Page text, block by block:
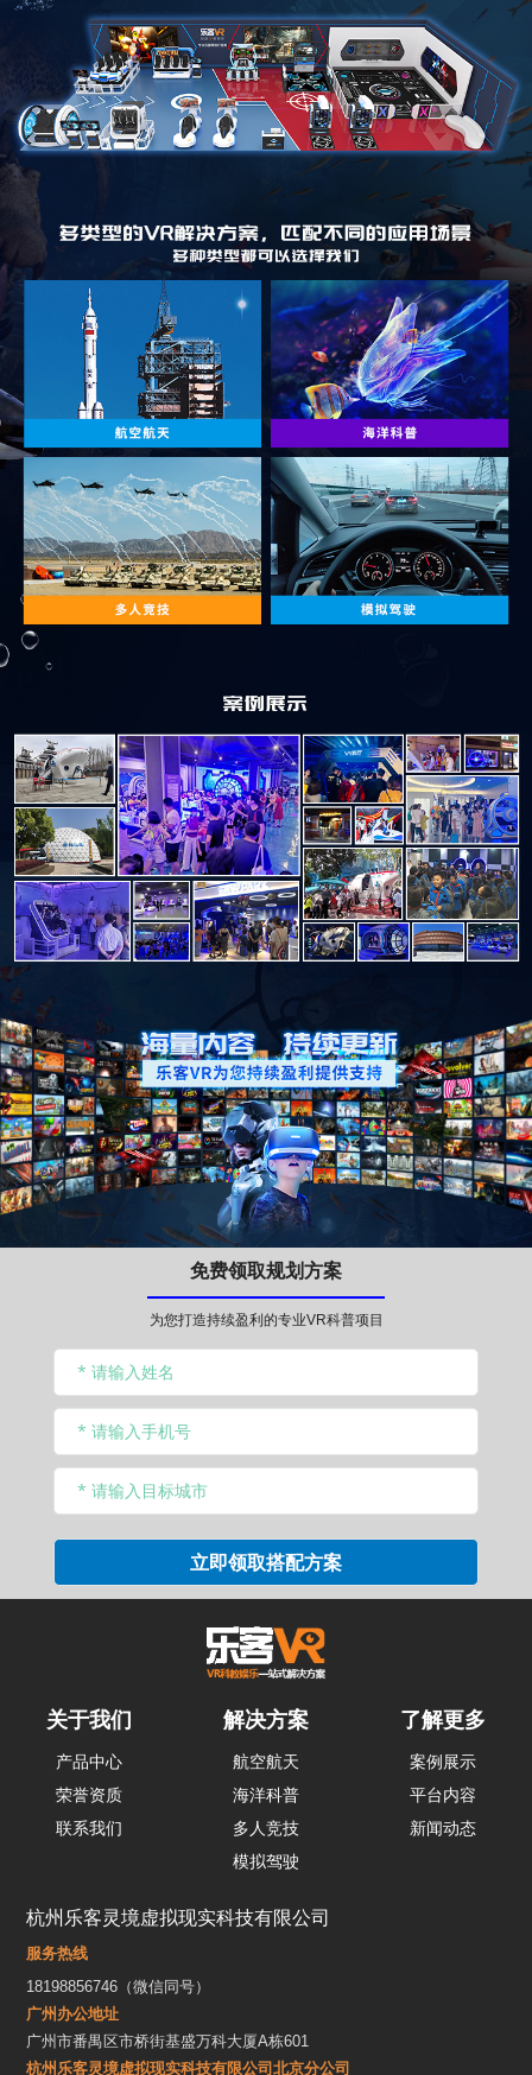
免费领取规划方案
为您打造持续盈利的专业VR科普项目
关于我们
产品中心
荣誉资质
联系我们
解决方案
航空航天
海洋科普
多人竞技
模拟驾驶
了解更多
案例展示
平台内容
新闻动态
杭州乐客灵境虚拟现实科技有限公司
服务热线
18198856746（微信同号）
广州办公地址
广州市番禺区市桥街基盛万科大厦A栋601
杭州乐客灵境虚拟现实科技有限公司北京分公司